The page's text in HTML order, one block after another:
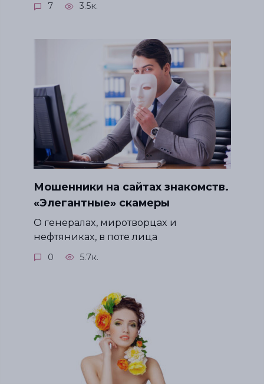
7 3.5к.
Мошенники на сайтах знакомств.
«Элегантные» скамеры
О генералах, миротворцах и
нефтяниках, в поте лица
0 5.7к.